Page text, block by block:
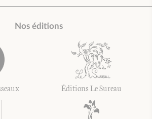
Nos éditions
Éditions Le Sureau